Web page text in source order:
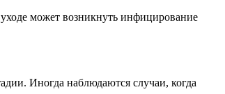
может возникнуть инфицирование
Иногда наблюдаются случаи, когда